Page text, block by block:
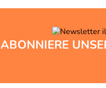
ABONNIERE